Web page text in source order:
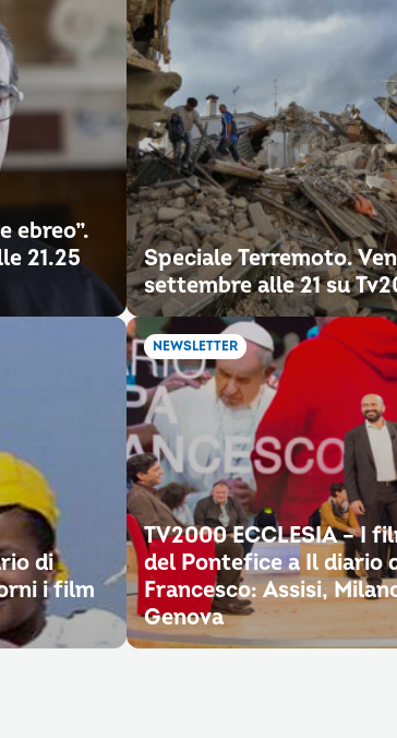
ebreo”.
21.25
Speciale Terremoto.
settembre alle 21 su
di
i film
NEWSLETTER
TV2000 ECCLESIA – I
del Pontefice a Il diario
Francesco: Assisi,
Genova